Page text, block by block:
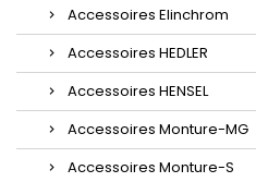
Accessoires Elinchrom
Accessoires HEDLER
Accessoires HENSEL
Accessoires Monture-MG
Accessoires Monture-S